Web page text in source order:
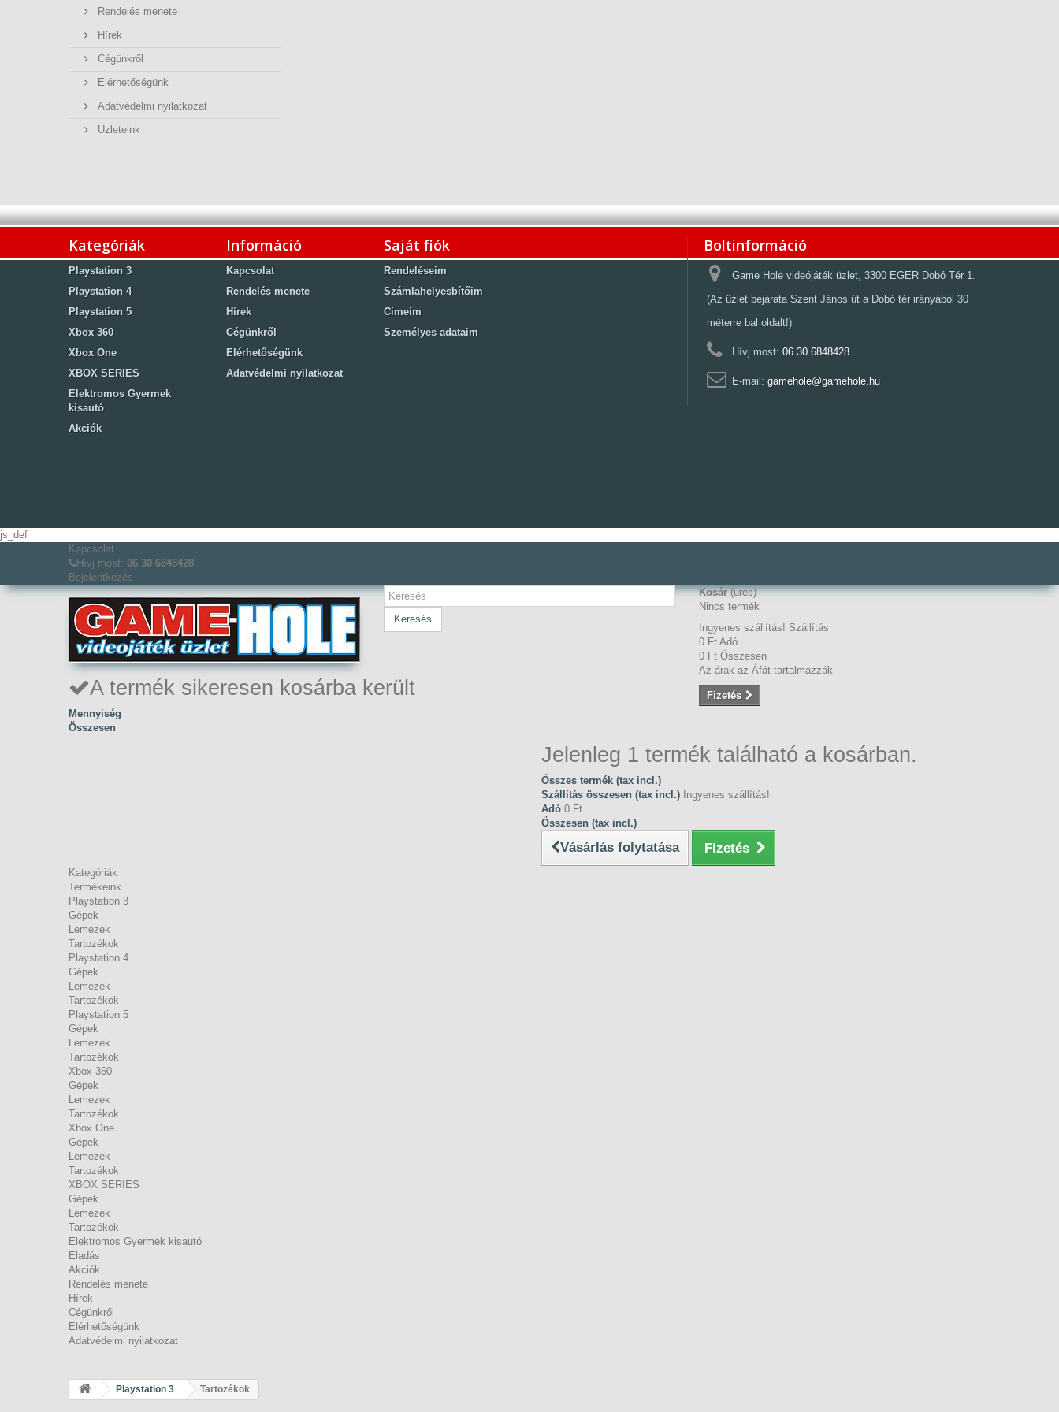
Rendelés menete
Hírek
Cégünkről
Elérhetőségünk
Adatvédelmi nyilatkozat
Üzleteink
Kategóriák
Playstation 3
Playstation 4
Playstation 5
Xbox 360
Xbox One
XBOX SERIES
Elektromos Gyermek
kisautó
Akciók
Információ
Kapcsolat
Rendelés menete
Hírek
Cégünkről
Elérhetőségünk
Adatvédelmi nyilatkozat
Saját fiók
Rendeléseim
Számlahelyesbítőim
Címeim
Személyes adataim
Boltinformáció
Game Hole videójáték üzlet, 3300 EGER Dobó Tér 1.
(Az üzlet bejárata Szent János út a Dobó tér irányából 30
méterre bal oldalt!)
Hívj most: 06 30 6848428
E-mail: gamehole@gamehole.hu
js_def
Kapcsolat
Hívj most: 06 30 6848428
Bejelentkezés
Keresés
Kosár (üres)
Nincs termék
Ingyenes szállítás! Szállítás
0 Ft‎ Adó
0 Ft‎ Összesen
Az árak az Áfát tartalmazzák
Fizetés
A termék sikeresen kosárba került
Mennyiség
Összesen
Jelenleg 1 termék található a kosárban.
Összes termék (tax incl.)
Szállítás összesen (tax incl.) Ingyenes szállítás!
Adó 0 Ft‎
Összesen (tax incl.)
Vásárlás folytatása Fizetés
Kategóriák
Termékeink
Playstation 3
Gépek
Lemezek
Tartozékok
Playstation 4
Gépek
Lemezek
Tartozékok
Playstation 5
Gépek
Lemezek
Tartozékok
Xbox 360
Gépek
Lemezek
Tartozékok
Xbox One
Gépek
Lemezek
Tartozékok
XBOX SERIES
Gépek
Lemezek
Tartozékok
Elektromos Gyermek kisautó
Eladás
Akciók
Rendelés menete
Hírek
Cégünkről
Elérhetőségünk
Adatvédelmi nyilatkozat
Playstation 3 Tartozékok